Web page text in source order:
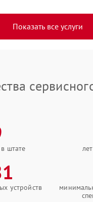
Показать все услуги
штате
устройств